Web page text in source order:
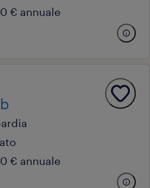
€ annuale
€ annuale